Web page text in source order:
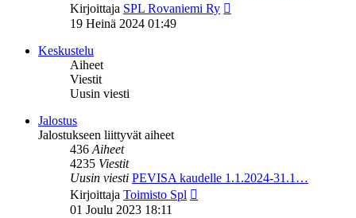
Kirjoittaja SPL Rovaniemi Ry
19 Heinä 2024 01:49
Keskustelu
Aiheet
Viestit
Uusin viesti
Jalostus
Jalostukseen liittyvät aiheet
436Aiheet
4235 Viestit
Uusin viesti PEVISA kaudelle 1.1.2024-31.1…
Kirjoittaja Toimisto Spl
01 Joulu 2023 18:11